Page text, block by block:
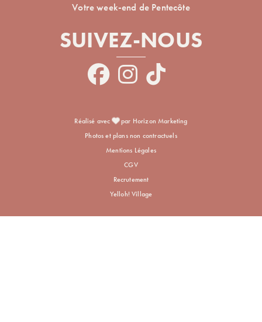
Votre week-end de Pentecôte
SUIVEZ-NOUS
Réalisé avec
par Horizon Marketing
Photos et plans non contractuels
Mentions Légales
CGV
Recrutement
Yelloh! Village